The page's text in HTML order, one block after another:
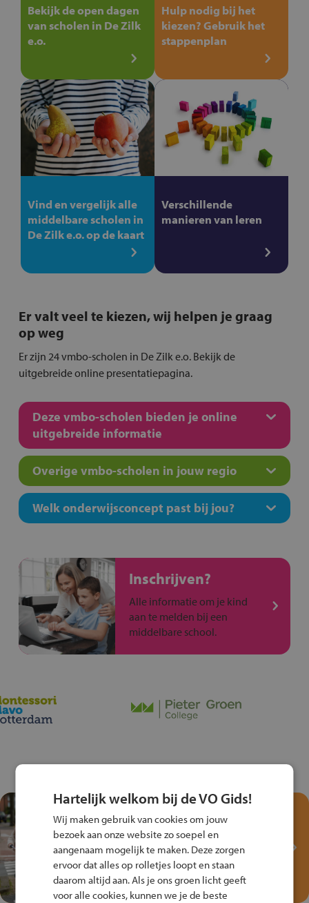
Bekijk de open dagen
van scholen in De Zilk
e.o.
Hulp nodig bij het
kiezen? Gebruik het
stappenplan
Vind en vergelijk alle
middelbare scholen in
De Zilk e.o. op de kaart
Verschillende
manieren van leren
Er valt veel te kiezen, wij helpen je graag
op weg
Er zijn 24 vmbo-scholen in De Zilk e.o. Bekijk de
uitgebreide online presentatiepagina.
Deze vmbo-scholen bieden je online
uitgebreide informatie
Overige vmbo-scholen in jouw regio
Welk onderwijsconcept past bij jou?
Inschrijven?
Alle informatie om je kind
aan te melden bij een
middelbare school.
Test je kennis met het
Fiets Veilig
Verkeersspel!
Speel het Fiets Veilig Verkeersspel
en win een Cortina-fiets!
Hartelijk welkom bij de VO Gids!
Wij maken gebruik van cookies om jouw
bezoek aan onze website zo soepel en
aangenaam mogelijk te maken. Deze zorgen
ervoor dat alles op rolletjes loopt en staan
daarom altijd aan. Als je ons groen licht geeft
voor alle cookies, kunnen we je de beste